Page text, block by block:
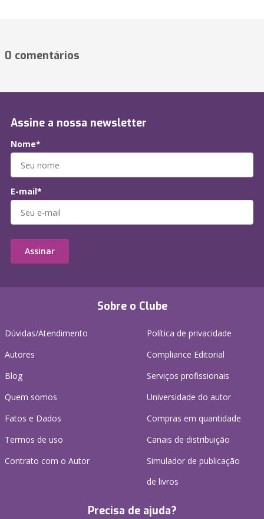
0 comentários
Sobre o Clube
Dúvidas/Atendimento
Autores
Blog
Quem somos
Fatos e Dados
Termos de uso
Contrato com o Autor
Política de privacidade
Compliance Editorial
Serviços profissionais
Universidade do autor
Compras em quantidade
Canais de distribuição
Simulador de publicação
de livros
Precisa de ajuda?
Assine a nossa newsletter
Nome*
E-mail*
Assinar